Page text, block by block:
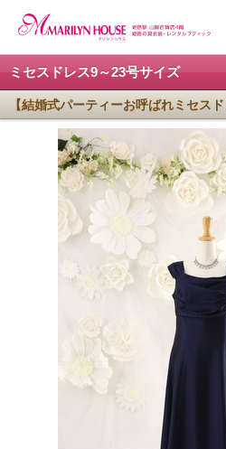
ミセスドレス9～23号サイズ
【結婚式パーティーお呼ばれミセス